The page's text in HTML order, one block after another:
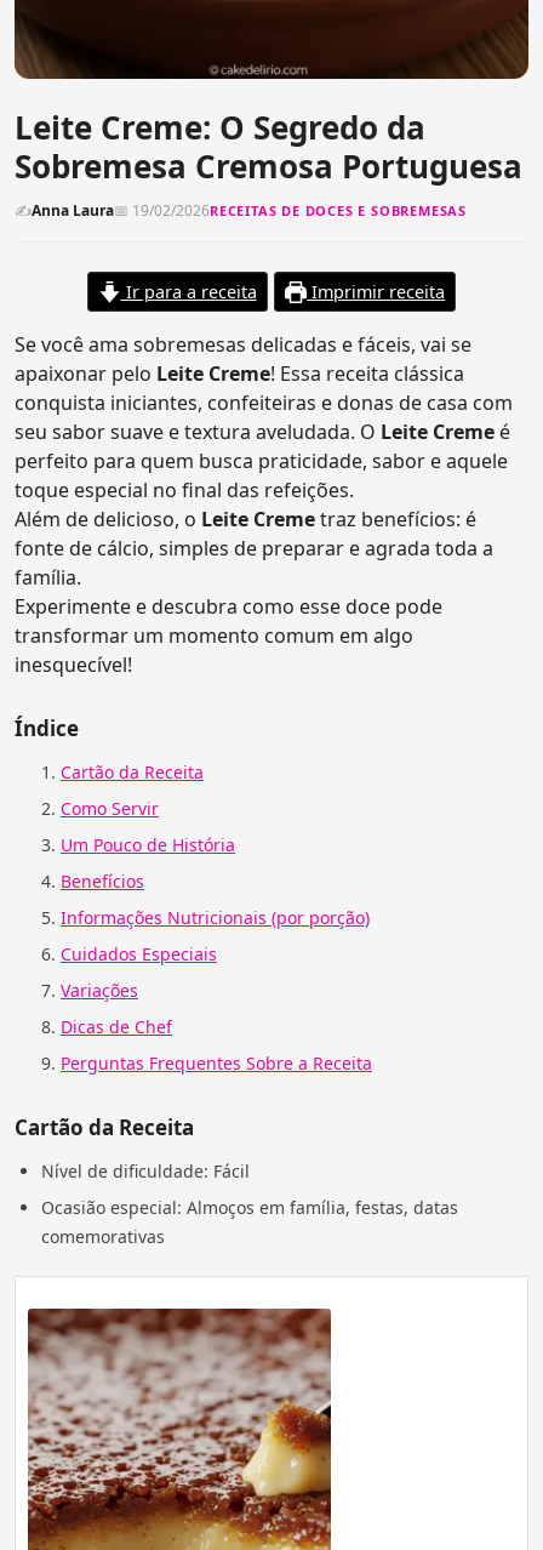
Leite Creme: O Segredo da
Sobremesa Cremosa Portuguesa
✍Anna Laura📅 19/02/2026RECEITAS DE DOCES E SOBREMESAS
Ir para a receita Imprimir receita
Se você ama sobremesas delicadas e fáceis, vai se
apaixonar pelo Leite Creme! Essa receita clássica
conquista iniciantes, confeiteiras e donas de casa com
seu sabor suave e textura aveludada. O Leite Creme é
perfeito para quem busca praticidade, sabor e aquele
toque especial no final das refeições.
Além de delicioso, o Leite Cremetraz benefícios: é
fonte de cálcio, simples de preparar e agrada toda a
família.
Experimente e descubra como esse doce pode
transformar um momento comum em algo
inesquecível!
Índice
Cartão da Receita
Como Servir
Um Pouco de História
Benefícios
Informações Nutricionais (por porção)
Cuidados Especiais
Variações
Dicas de Chef
Perguntas Frequentes Sobre a Receita
Cartão da Receita
Nível de dificuldade: Fácil
Ocasião especial: Almoços em família, festas, datas
comemorativas